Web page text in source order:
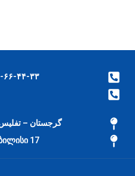
۹۹۵-۵۵۵-۶۶-۴۴-۳۳+ -
گرجستان – تفلیس
17 პეტრე მელიქიშვილის ქუჩა, თბილისი